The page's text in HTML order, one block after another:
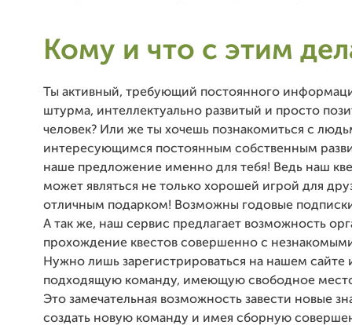
Кому и что с этим
Ты активный, требующий постоянного
штурма, интеллектуально развитый и просто
человек? Или же ты хочешь познакомиться с
интересующимся постоянным собственным
наше предложение именно для тебя! Ведь наш
может являться не только хорошей игрой для
отличным подарком! Возможны годовые
А так же, наш сервис предлагает возможность
прохождение квестов совершенно с
Нужно лишь зарегистрироваться на нашем сайте
подходящую команду, имеющую свободное
Это замечательная возможность завести новые
создать новую команду и имея сборную